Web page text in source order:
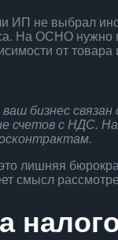
ИП не выбрал
На ОСНО
от товара
бизнес связан
счетов с НДС.
смысл